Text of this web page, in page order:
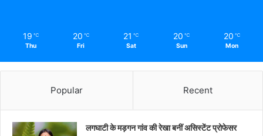
19 ℃
Thu
20 ℃
Fri
21 ℃
Sat
20 ℃
Sun
20 ℃
Mon
Popular Recent
लगघाटी के मड़गन गांव की रेखा बनीं असिस्टेंट प्रोफेसर